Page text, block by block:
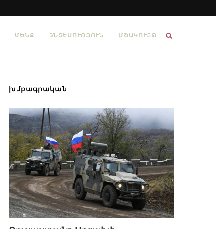
ՄԵՆՔ ՏՆՏԵՍՈՒԹՅՈՒՆ ՄՇԱԿՈՒՅԹ
խմբագրական